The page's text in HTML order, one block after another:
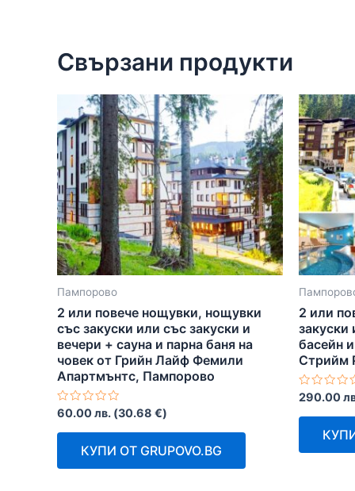
Свързани продукти
Пампорово
2 или повече нощувки, нощувки
със закуски или със закуски и
вечери + сауна и парна баня на
човек от Грийн Лайф Фемили
Апартмънтс, Пампорово
Оценено
0
60.00лв. (30.68 €)
КУПИ ОТ GRUPOVO.BG
2 или
закуски
басейн
Стрийм
Оценено
0
290.00